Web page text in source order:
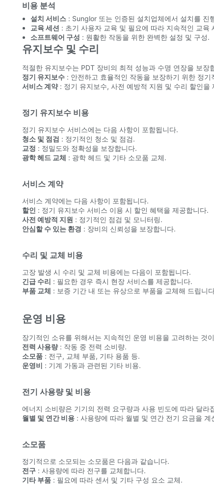
비용 분석
설치 서비스: Sunglor 또는 인증된 설치업체에서 설치를 진
교육 세션 : 초기 사용자 교육 및 필요에 따라 지속적인 교육
소프트웨어 구성 : 원활한 작동을 위한 완벽한 설정 및 구성.
유지보수 및 수리
적절한 유지보수는 PDT 장비의 최적 성능과 수명 연장을 보
정기 유지보수 : 안전하고 효율적인 작동을 보장하기 위한 정기
서비스 계약: 정기 유지보수, 사전 예방적 지원 및 수리 할인을
정기 유지보수 비용
정기 유지보수 서비스에는 다음 사항이 포함됩니다.
청소 및 점검 : 정기적인 청소 및 점검.
교정 : 정밀도와 정확성을 보장합니다.
광학 헤드 교체 : 광학 헤드 및 기타 소모품 교체.
서비스 계약
서비스 계약에는 다음 사항이 포함됩니다.
할인 : 정기 유지보수 서비스 이용 시 할인 혜택을 제공합니다.
사전 예방적 지원 : 정기적인 점검 및 모니터링.
안심할 수 있는 환경 : 장비의 신뢰성을 보장합니다.
수리 및 교체 비용
고장 발생 시 수리 및 교체 비용에는 다음이 포함됩니다.
긴급 수리 : 필요한 경우 즉시 현장 서비스를 제공합니다.
부품 교체 : 보증 기간 내 또는 유상으로 부품을 교체해 드립니
운영 비용
장기적인 소유를 위해서는 지속적인 운영 비용을 고려하는 것
전력 사용량: 작동 중 전력 소비량.
소모품 : 전구, 교체 부품, 기타 용품 등.
운영비 : 기계 가동과 관련된 기타 비용.
전기 사용량 및 비용
에너지 소비량은 기기의 전력 요구량과 사용 빈도에 따라 달
월별 및 연간 비용 : 사용량에 따라 월별 및 연간 전기 요금을 계
소모품
정기적으로 소모되는 소모품은 다음과 같습니다.
전구 : 사용량에 따라 전구를 교체합니다.
기타 부품 : 필요에 따라 센서 및 기타 구성 요소 교체.